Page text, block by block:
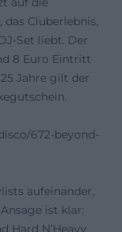
Cluberlebnis,
Set liebt. Der
8 Euro Eintritt
Jahre gilt der
672-beyond-
aufeinander,
ist klar:
Hard N’Heavy